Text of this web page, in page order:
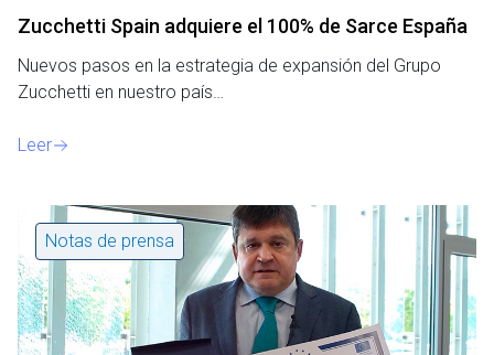
Zucchetti Spain adquiere el 100% de Sarce España
Nuevos pasos en la estrategia de expansión del Grupo
Zucchetti en nuestro país…
Leer
Notas de prensa